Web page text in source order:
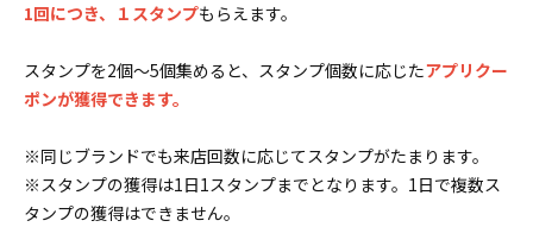
1回につき、１スタンプもらえます。
スタンプを2個～5個集めると、スタンプ個数に応じたアプリクー
ポンが獲得できます。
※同じブランドでも来店回数に応じてスタンプがたまります。
※スタンプの獲得は1日1スタンプまでとなります。1日で複数ス
タンプの獲得はできません。